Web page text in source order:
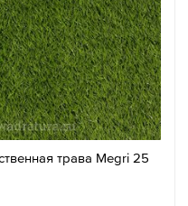
трава Megri 25